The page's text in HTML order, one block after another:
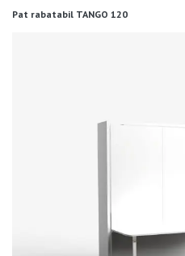
Pat rabatabil TANGO 120